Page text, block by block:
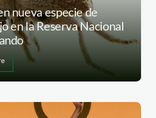
nueva especie de
en la Reserva Nacional